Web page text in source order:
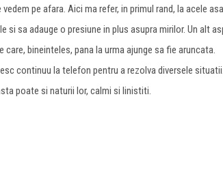
pe afara. Aici ma refer, in primul rand, la acele
sa adauge o presiune in plus asupra mirilor. Un alt
bineinteles, pana la urma ajunge sa fie aruncata.
continuu la telefon pentru a rezolva diversele situatii.
poate si naturii lor, calmi si linistiti.